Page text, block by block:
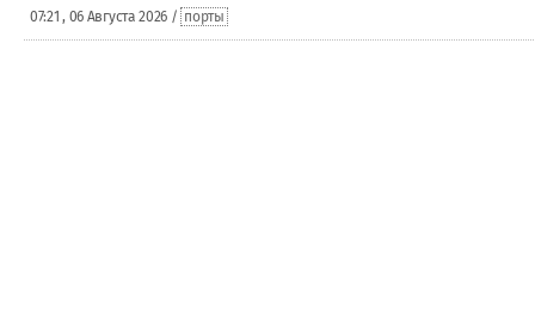
07:21 , 06 Августа 2026 / порты